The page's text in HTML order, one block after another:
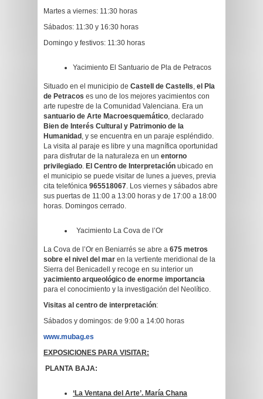
Martes a viernes: 11:30 horas
Sábados: 11:30 y 16:30 horas
Domingo y festivos: 11:30 horas
Yacimiento El Santuario de Pla de Petracos
Situado en el municipio de Castell de Castells, el Pla
de Petracos es uno de los mejores yacimientos con
arte rupestre de la Comunidad Valenciana. Era un
santuario de Arte Macroesquemático, declarado
Bien de Interés Cultural y Patrimonio de la
Humanidad , y se encuentra en un paraje espléndido.
La visita al paraje es libre y una magnífica oportunidad
para disfrutar de la naturaleza en un entorno
privilegiado. El Centro de Interpretación ubicado en
el municipio se puede visitar de lunes a jueves, previa
cita telefónica 965518067. Los viernes y sábados abre
sus puertas de 11:00 a 13:00 horas y de 17:00 a 18:00
horas. Domingos cerrado.
Yacimiento La Cova de l’Or
La Cova de l’Or en Beniarrés se abre a 675 metros
sobre el nivel del mar en la vertiente meridional de la
Sierra del Benicadell y recoge en su interior un
yacimiento arqueológico de enorme importancia
para el conocimiento y la investigación del Neolítico.
Visitas al centro de interpretación:
Sábados y domingos: de 9:00 a 14:00 horas
www.mubag.es
EXPOSICIONES PARA VISITAR:
PLANTA BAJA:
‘La Ventana del Arte’. María Chana